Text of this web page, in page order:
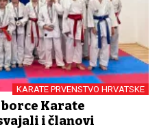
KARATE PRVENSTVO HRVATSKE
Karate
i članovi